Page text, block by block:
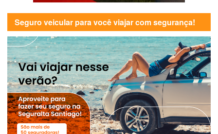
Seguro veicular para você viajar com segurança!